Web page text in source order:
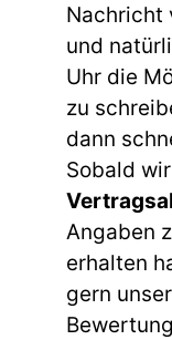
Nachricht
und
Uhr die
zu
dann
Sobald
Angaben
erhalten
gern